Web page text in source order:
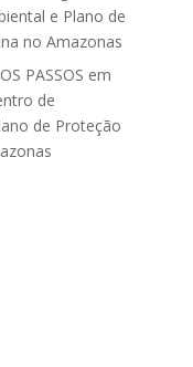
e Plano de
no Amazonas
PASSOS em
de
de Proteção